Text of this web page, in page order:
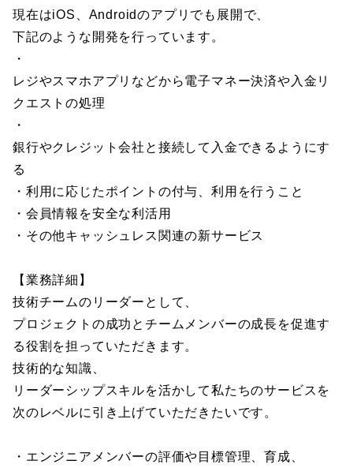
現在はiOS、Androidのアプリでも展開で、
下記のような開発を行っています。
・
レジやスマホアプリなどから電子マネー決済や入金リ
クエストの処理
・
銀行やクレジット会社と接続して入金できるようにす
る
・利用に応じたポイントの付与、利用を行うこと
・会員情報を安全な利活用
・その他キャッシュレス関連の新サービス
【業務詳細】
技術チームのリーダーとして、
プロジェクトの成功とチームメンバーの成長を促進す
る役割を担っていただきます。
技術的な知識、
リーダーシップスキルを活かして私たちのサービスを
次のレベルに引き上げていただきたいです。
・エンジニアメンバーの評価や目標管理、育成、